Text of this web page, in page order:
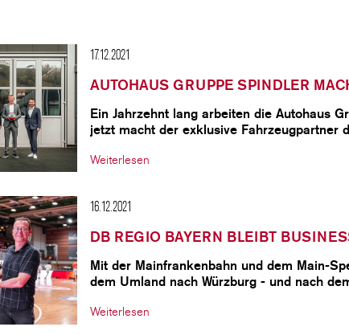
17.12.2021
AUTOHAUS GRUPPE SPINDLER
Ein Jahrzehnt lang arbeiten die Autohaus
jetzt macht der exklusive Fahrzeugpartner
Weiterlesen
16.12.2021
DB REGIO BAYERN BLEIBT
Mit der Mainfrankenbahn und dem Main-
dem Umland nach Würzburg - und nach
Weiterlesen